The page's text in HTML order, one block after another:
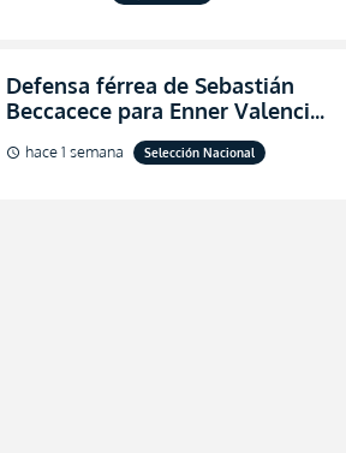
Defensa férrea de Sebastián
Beccacece para Enner Valencia
al indicar que era el hombre
indicado para Ecuador
schedule hace 1 semana Selección Nacional